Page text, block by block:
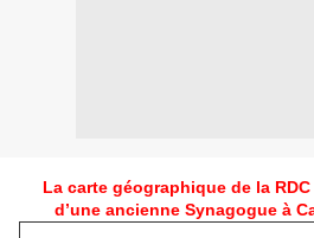
La carte géographique de la
d’une ancienne Synagogue à